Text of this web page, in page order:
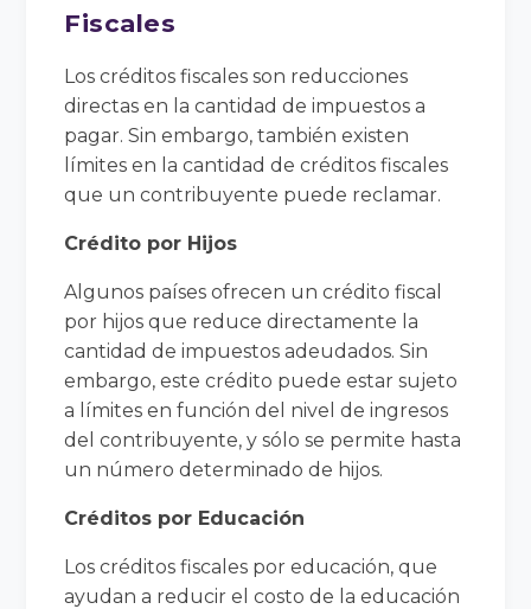
Fiscales
Los créditos fiscales son reducciones
directas en la cantidad de impuestos a
pagar. Sin embargo, también existen
límites en la cantidad de créditos fiscales
que un contribuyente puede reclamar.
Crédito por Hijos
Algunos países ofrecen un crédito fiscal
por hijos que reduce directamente la
cantidad de impuestos adeudados. Sin
embargo, este crédito puede estar sujeto
a límites en función del nivel de ingresos
del contribuyente, y sólo se permite hasta
un número determinado de hijos.
Créditos por Educación
Los créditos fiscales por educación, que
ayudan a reducir el costo de la educación